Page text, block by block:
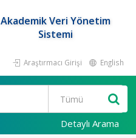
Akademik Veri Yönetim
Sistemi
Araştırmacı Girişi English
Detaylı Arama